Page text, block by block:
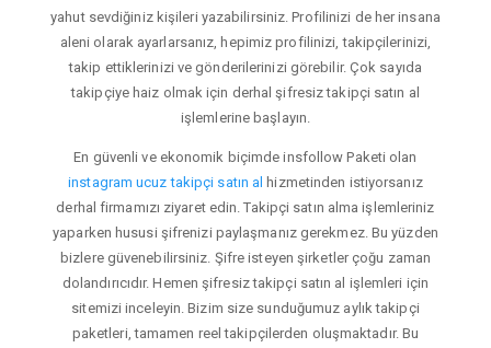
yahut sevdiğiniz kişileri yazabilirsiniz. Profilinizi de her insana
aleni olarak ayarlarsanız, hepimiz profilinizi, takipçilerinizi,
takip ettiklerinizi ve gönderilerinizi görebilir. Çok sayıda
takipçiye haiz olmak için derhal şifresiz takipçi satın al
işlemlerine başlayın.
En güvenli ve ekonomik biçimde insfollow Paketi olan
instagram ucuz takipçi satın al hizmetinden istiyorsanız
derhal firmamızı ziyaret edin. Takipçi satın alma işlemleriniz
yaparken hususi şifrenizi paylaşmanız gerekmez. Bu yüzden
bizlere güvenebilirsiniz. Şifre isteyen şirketler çoğu zaman
dolandırıcıdır. Hemen şifresiz takipçi satın al işlemleri için
sitemizi inceleyin. Bizim size sunduğumuz aylık takipçi
paketleri, tamamen reel takipçilerden oluşmaktadır. Bu